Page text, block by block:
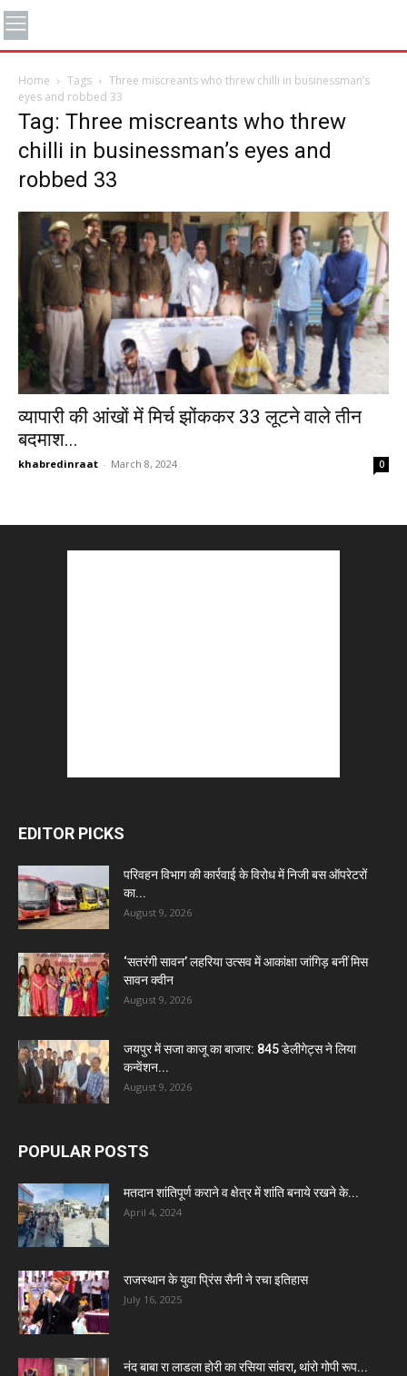
Home Tags
Three miscreants who threw chilli in businessman’s
eyes and robbed 33
Tag: Three miscreants who threw
chilli in businessman’s eyes and
robbed 33
व्यापारी की आंखों में मिर्च झोंककर 33 लूटने वाले तीन
बदमाश...
khabredinraat - March 8, 2024 0
EDITOR PICKS
परिवहन विभाग की कार्रवाई के विरोध में निजी बस ऑपरेटरों
का...
August 9, 2026
‘सतरंगी सावन’ लहरिया उत्सव में आकांक्षा जांगिड़ बनीं मिस
सावन क्वीन
August 9, 2026
जयपुर में सजा काजू का बाजार: 845 डेलीगेट्स ने लिया
कन्वेंशन...
August 9, 2026
POPULAR POSTS
मतदान शांतिपूर्ण कराने व क्षेत्र में शांति बनाये रखने के...
April 4, 2024
राजस्थान के युवा प्रिंस सैनी ने रचा इतिहास
July 16, 2025
नंद बाबा रा लाडला होरी का रसिया सांवरा, थांरो गोपी रूप...